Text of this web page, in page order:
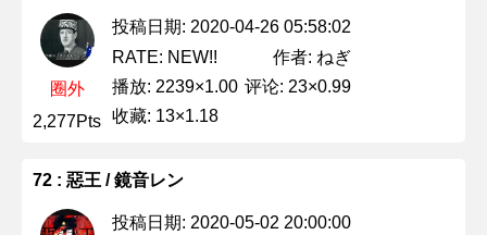
圈外
2,277Pts
投稿日期: 2020-04-26 05:58:02
RATE: NEW!!
作者: ねぎ
播放: 2239×1.00 评论: 23×0.99
收藏: 13×1.18
72 : 惡王 / 鏡音レン
投稿日期: 2020-05-02 20:00:00